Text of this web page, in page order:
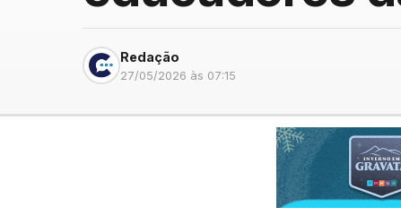
Redação
27/05/2026 às 07:15